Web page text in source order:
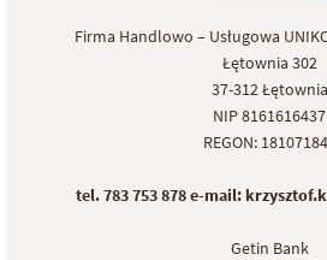
Firma Handlowo – Usługowa
Łętownia 302
37-312 Łętownia
NIP 8161616437
REGON:
tel. 783 753 878e-mail:
Getin Bank